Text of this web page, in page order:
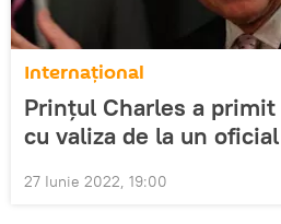
Internaţional
Prințul Charles a
cu valiza de la un
27 Iunie 2022, 19:00